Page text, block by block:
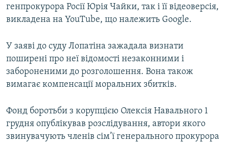
генпрокурора Росії Юрія Чайки, так і її відеоверсія,
викладена на YouTube, що належить Google.
У заяві до суду Лопатіна зажадала визнати
поширені про неї відомості незаконними і
забороненими до розголошення. Вона також
вимагає компенсації моральних збитків.
Фонд боротьби з корупцією Олексія Навального 1
грудня опублікував розслідування, автори якого
звинувачують членів сім’ї генерального прокурора